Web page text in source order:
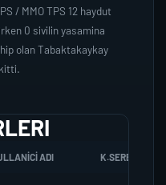
/ MMO TPS 12 haydut
0 sivilin yasamina
olan Tabaktakaykay
ADI K.SEREFI